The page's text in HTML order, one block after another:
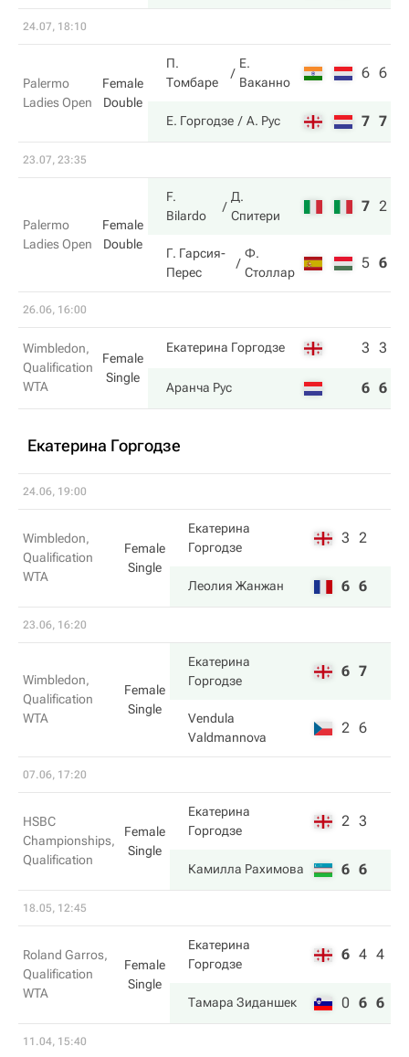
24.07, 18:10
Palermo
Ladies Open
Female
Double
П.
Томбаре
Е.
Ваканно
6 6
Е. Горгодзе А. Рус 7 7
23.07, 23:35
Palermo
Ladies Open
Female
Double
F.
Bilardo
Д.
Спитери
7 2
Г. Гарсия-
Перес
Ф.
Столлар
5 6
26.06, 16:00
Wimbledon,
Qualification
WTA
Female
Single
Екатерина Горгодзе 3 3
Аранча Рус 6 6
Екатерина Горгодзе
24.06, 19:00
Wimbledon,
Qualification
WTA
Female
Single
Екатерина
Горгодзе
3 2
Леолия Жанжан 6 6
23.06, 16:20
Wimbledon,
Qualification
WTA
Female
Single
Екатерина
Горгодзе
6 7
Vendula
Valdmannova
2 6
07.06, 17:20
HSBC
Championships,
Qualification
Female
Single
Екатерина
Горгодзе
2 3
Камилла Рахимова 6 6
18.05, 12:45
Roland Garros,
Qualification
WTA
Female
Single
Екатерина
Горгодзе
6 4 4
Тамара Зиданшек 0 6 6
11.04, 15:40